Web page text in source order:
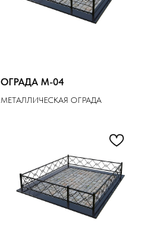
ОГРАДА M-04
МЕТАЛЛИЧЕСКАЯ ОГРАДА